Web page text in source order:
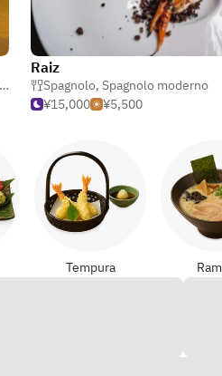
,Mediterraneo
Raiz
Spagnolo, Spagnolo moderno
¥15,000
¥5,500
Tempura